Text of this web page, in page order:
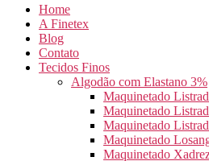
Home
A Finetex
Blog
Contato
Tecidos Finos
Algodão com Elastano 3%
Maquinetado
Maquinetado
Maquinetado
Maquinetado
Maquinetado